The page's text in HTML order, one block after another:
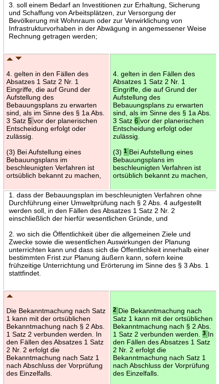
3. soll einem Bedarf an Investitionen zur Erhaltung, Sicherung
und Schaffung von Arbeitsplätzen, zur Versorgung der
Bevölkerung mit Wohnraum oder zur Verwirklichung von
Infrastrukturvorhaben in der Abwägung in angemessener Weise
Rechnung getragen werden;
4. gelten in den Fällen des
Absatzes 1 Satz 2 Nr. 1
Eingriffe, die auf Grund der
Aufstellung des
Bebauungsplans zu erwarten
sind, als im Sinne des § 1a Abs.
3 Satz 5 vor der planerischen
Entscheidung erfolgt oder
zulässig.
(3) Bei Aufstellung eines
Bebauungsplans im
beschleunigten Verfahren ist
ortsüblich bekannt zu machen,
4. gelten in den Fällen des
Absatzes 1 Satz 2 Nr. 1
Eingriffe, die auf Grund der
Aufstellung des
Bebauungsplans zu erwarten
sind, als im Sinne des § 1a Abs.
3 Satz 6 vor der planerischen
Entscheidung erfolgt oder
zulässig.
(3) 1 Bei Aufstellung eines
Bebauungsplans im
beschleunigten Verfahren ist
ortsüblich bekannt zu machen,
1. dass der Bebauungsplan im beschleunigten Verfahren ohne
Durchführung einer Umweltprüfung nach § 2 Abs. 4 aufgestellt
werden soll, in den Fällen des Absatzes 1 Satz 2 Nr. 2
einschließlich der hierfür wesentlichen Gründe, und
2. wo sich die Öffentlichkeit über die allgemeinen Ziele und
Zwecke sowie die wesentlichen Auswirkungen der Planung
unterrichten kann und dass sich die Öffentlichkeit innerhalb einer
bestimmten Frist zur Planung äußern kann, sofern keine
frühzeitige Unterrichtung und Erörterung im Sinne des § 3 Abs. 1
stattfindet.
Die Bekanntmachung nach Satz
1 kann mit der ortsüblichen
Bekanntmachung nach § 2 Abs.
1 Satz 2 verbunden werden. In
den Fällen des Absatzes 1 Satz
2 Nr. 2 erfolgt die
Bekanntmachung nach Satz 1
nach Abschluss der Vorprüfung
des Einzelfalls.
2 Die Bekanntmachung nach
Satz 1 kann mit der ortsüblichen
Bekanntmachung nach § 2 Abs.
1 Satz 2 verbunden werden.
3 In
den Fällen des Absatzes 1 Satz
2 Nr. 2 erfolgt die
Bekanntmachung nach Satz 1
nach Abschluss der Vorprüfung
des Einzelfalls.